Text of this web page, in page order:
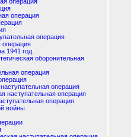
операция
операция
операция
1941 год
оборонительная
операция
операция
наступательная операция
операция
войны